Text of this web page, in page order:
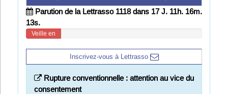
Parution de la Lettrasso 1118 dans 17 J. 11h. 16m.
12s.
Veille en
Inscrivez-vous à Lettrasso
Rupture conventionnelle : attention au vice du
consentement